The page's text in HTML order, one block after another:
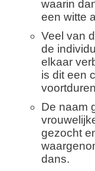
waarin
een witte
Veel van
de
elkaar
is dit een
De naam
gezocht
dans.